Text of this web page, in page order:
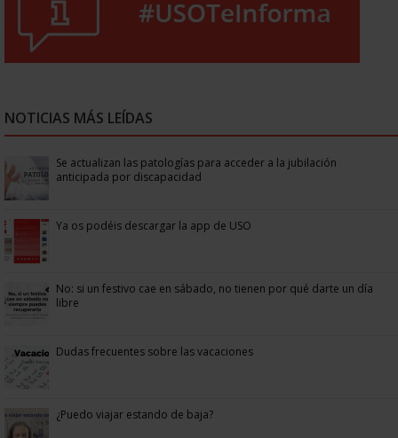
NOTICIAS MÁS LEÍDAS
Se actualizan las patologías para acceder a la jubilación
anticipada por discapacidad
Ya os podéis descargar la app de USO
No: si un festivo cae en sábado, no tienen por qué darte un día
libre
Dudas frecuentes sobre las vacaciones
¿Puedo viajar estando de baja?